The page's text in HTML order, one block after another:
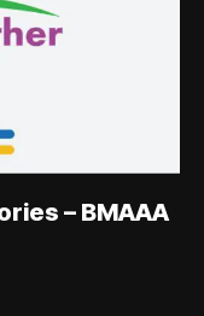
– BMAAA